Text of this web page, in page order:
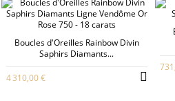
Boucles d'Oreilles Rainbow Divin
Saphirs Diamants...
4 310,00 €